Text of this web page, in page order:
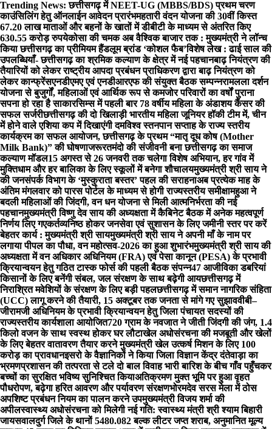
Skip
to
content
Trending News: छत्तीसगढ़ में NEET-UG (MBBS/BDS) प्रथम चरण
काउंसिलिंग हेतु ऑनलाईन आवेदन प्रारंभमहतारी वंदन योजना की 30वीं किस्त
67.20 लाख माताओं और बहनों के खातों में डीबीटी के माध्यम से अंतरित किए
630.55 करोड़ रुपयेकोसा की चमक अब वैश्विक बाजार तक : मुख्यमंत्री ने लॉन्च
किया छत्तीसगढ़ का प्रीमियम हैंडलूम ब्रांड ‘कोशल फैब’विशेष लेख : ढाई साल की
उपलब्धियाँ- छत्तीसगढ़ का श्रमिक कल्याण के क्षेत्र में नई पहचानबाढ़ नियंत्रण की
तैयारियों को लेकर राष्ट्रीय आपदा प्रबंधन प्राधिकरण द्वारा बाढ़ नियंत्रण को
लेकर कान्फ्रेंसएनडीएमए एवं एनडीआरएफ की संयुक्त बैठक सम्पन्नरामलला दर्शन
योजना से बुजुर्गों, महिलाओं एवं आर्थिक रूप से कमजोर परिवारों का वर्षों पुराना
सपना हो रहा है साकारसिम्स में पहली बार 78 वर्षीय महिला के अंडाशय कैंसर की
सफल सर्जरीछत्तीसगढ़ की दो खिलाड़ी भारतीय महिला जूनियर हॉकी टीम में, चीन
में होने वाले एशिया कप में दिखाएंगी दमविश्व स्तनपान सप्ताह के राज्य स्तरीय
कार्यक्रम का सफल आयोजन, छत्तीसगढ़ के प्रथम “मातृ दूध कोष (Mother
Milk Bank)” की घोषणाजरूरतमंदो की संजीवनी बना छत्तीसगढ़ का समाज
कल्याण मॉडल15 अगस्त से 26 जनवरी तक चलेगा विशेष अभियान, हर गांव में
मुक्तिधाम और हर बालिका के लिए स्कूलों में बनेगा शौचालयमुख्यमंत्री श्री साय ने
की जनसंपर्क विभाग के ‘मुस्कुराता बस्तर’ पहल की सराहनाअब प्रत्येक माह के
अंतिम मंगलवार को पारस पोर्टल के माध्यम से होगी राज्यस्तरीय समीक्षामहुआ ने
बदली महिलाओं की जिंदगी, वन धन योजना से मिली आत्मनिर्भरता की नई
पहचानमुख्यमंत्री विष्णु देव साय की अध्यक्षता में कैबिनेट बैठक में अनेक महत्वपूर्ण
निर्णय लिए गएकर्तव्यनिष्ठ होकर जनसेवा एवं सुशासन के लिए जमीनी स्तर पर करें
बेहतर कार्य : मुख्यमंत्री श्री सायमुख्यमंत्री श्री साय ने अपनी माँ के नाम पर
लगाया पीपल का पौधा, वन महोत्सव-2026 का हुआ शुभारंभमुख्यमंत्री श्री साय की
अध्यक्षता में वन अधिकार अधिनियम (FRA) एवं पेसा कानून (PESA) के प्रभावी
क्रियान्वयन हेतु गठित टास्क फोर्स की पहली बैठक संपन्न47 आजीविका डबरियां
किसानों के लिए बनेंगी संबल, जल संरक्षण के साथ बढ़ेगी आयछत्तीसगढ़ में
निराश्रित मवेशियों के संरक्षण के लिए बड़ी पहलछत्तीसगढ़ में समान नागरिक संहिता
(UCC) लागू करने की तैयारी, 15 अक्टूबर तक जनता से मांगे गए सुझाववीबी–
जीरामजी अधिनियम के प्रभावी क्रियान्वयन हेतु जिला पंचायत सदस्यों की
राज्यस्तरीय कार्यशाला आयोजित720 ग्राम के नवजात ने जीती जिंदगी की जंग, 1.4
किलो वजन के साथ स्वस्थ होकर घर लौटाखेल अधोसंरचना की मजबूती और खेलों
के लिए बेहतर वातावरण तैयार करने मुख्यमंत्री खेल उत्कर्ष मिशन के लिए 100
करोड़ का प्रावधानइसरो के वैज्ञानिकों ने किया जिला विज्ञान केंद्र दंतेवाड़ा का
भ्रमणप्रशासन की तत्परता से टले दो बाल विवाह भारी बारिश के बीच गाँव पहुँचकर
बच्चों का सुरक्षित भविष्य सुनिश्चित कियाअतिक्रमण मुक्त भूमि पर हुआ वृहत
पौधरोपण, बढ़ेगा हरित आवरण और पर्यावरण संरक्षणभोरमदेव सरस मेला में ठोस
अपशिष्ट प्रबंधन नियम का पालन करने उपमुख्यमंत्री विजय शर्मा की
अपीलस्वास्थ्य अधोसंरचना को मिलेगी नई गति: स्वास्थ्य मंत्री श्री श्याम बिहारी
जायसवालदुर्ग जिले के थानों 5480.082 बल्क लीटर जप्त शराब, अनुमानित मूल्य